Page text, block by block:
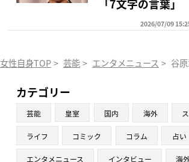
「7文字の言葉」
2026/07/09
女性自身TOP > 芸能 > エンタメニュース > 谷
カテゴリー
芸能 皇室 国内 海外
ライフ コミック コラム 占い
エンタメニュース インタビュー 海